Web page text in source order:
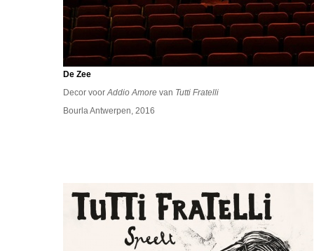
De Zee
Decor voorAddio Amore van Tutti Fratelli
Bourla Antwerpen, 2016